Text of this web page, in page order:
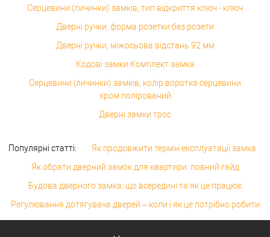
Серцевини (личинки) замків, тип відкриття ключ - ключ
Дверні ручки, форма розетки без розети
Дверні ручки, міжосьова відстань 92 мм
Кодові замки Комплект замка
Серцевини (личинки) замків, колір воротка серцевини
хром полірований
Дверні замки трос
Популярні статті:
Як продовжити термін експлуатації замка
Як обрати дверний замок для квартири: повний гайд
Будова дверного замка: що всередині та як це працює
Регулювання дотягувача дверей – коли і як це потрібно робити